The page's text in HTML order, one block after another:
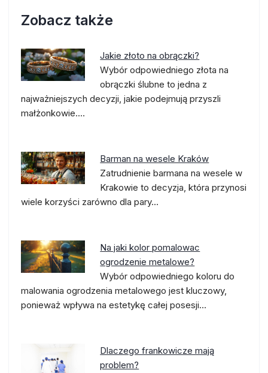
Zobacz także
Jakie złoto na obrączki?
Wybór odpowiedniego złota na
obrączki ślubne to jedna z
najważniejszych decyzji, jakie podejmują przyszli
małżonkowie.…
Barman na wesele Kraków
Zatrudnienie barmana na wesele w
Krakowie to decyzja, która przynosi
wiele korzyści zarówno dla pary…
Na jaki kolor pomalowac
ogrodzenie metalowe?
Wybór odpowiedniego koloru do
malowania ogrodzenia metalowego jest kluczowy,
ponieważ wpływa na estetykę całej posesji…
Dlaczego frankowicze mają
problem?